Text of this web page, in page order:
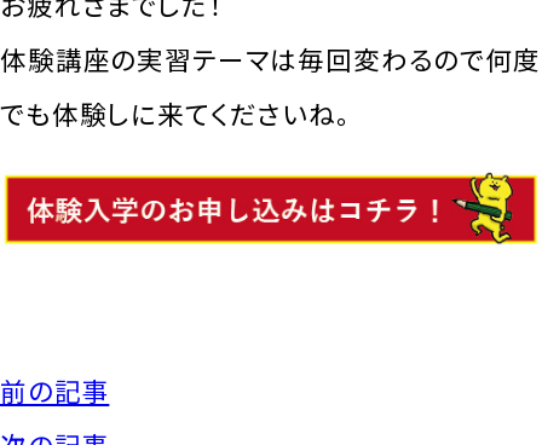
体験講座の実習テーマは毎回変わるので何度
でも体験しに来てくださいね。
前の記事